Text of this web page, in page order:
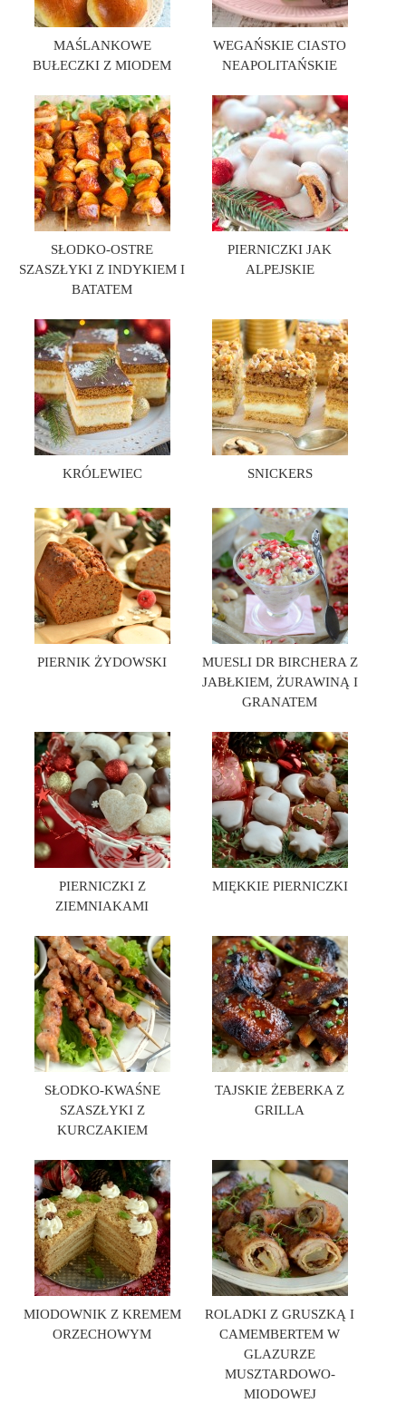
MAŚLANKOWE
BUŁECZKI Z MIODEM
WEGAŃSKIE CIASTO
NEAPOLITAŃSKIE
SŁODKO-OSTRE
SZASZŁYKI Z INDYKIEM I
BATATEM
PIERNICZKI JAK
ALPEJSKIE
KRÓLEWIEC SNICKERS
PIERNIK ŻYDOWSKI
MUESLI DR BIRCHERA Z
JABŁKIEM, ŻURAWINĄ I
GRANATEM
PIERNICZKI Z
ZIEMNIAKAMI
MIĘKKIE PIERNICZKI
SŁODKO-KWAŚNE
SZASZŁYKI Z
KURCZAKIEM
TAJSKIE ŻEBERKA Z
GRILLA
MIODOWNIK Z KREMEM
ORZECHOWYM
ROLADKI Z GRUSZKĄ I
CAMEMBERTEM W
GLAZURZE
MUSZTARDOWO-
MIODOWEJ